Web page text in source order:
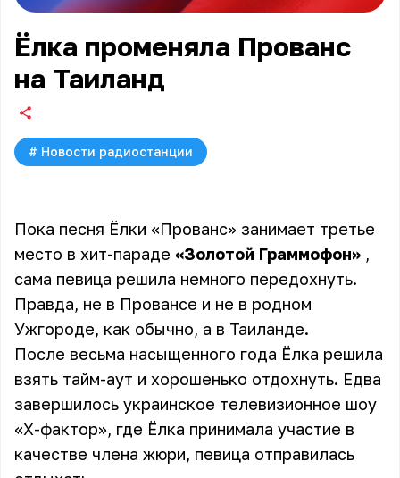
Ёлка променяла Прованс
на Таиланд
# Новости радиостанции
Пока песня Ёлки «Прованс» занимает третье
место в хит-параде «Золотой Граммофон» ,
сама певица решила немного передохнуть.
Правда, не в Провансе и не в родном
Ужгороде, как обычно, а в Таиланде.
После весьма насыщенного года Ёлка решила
взять тайм-аут и хорошенько отдохнуть. Едва
завершилось украинское телевизионное шоу
«Х-фактор», где Ёлка принимала участие в
качестве члена жюри, певица отправилась